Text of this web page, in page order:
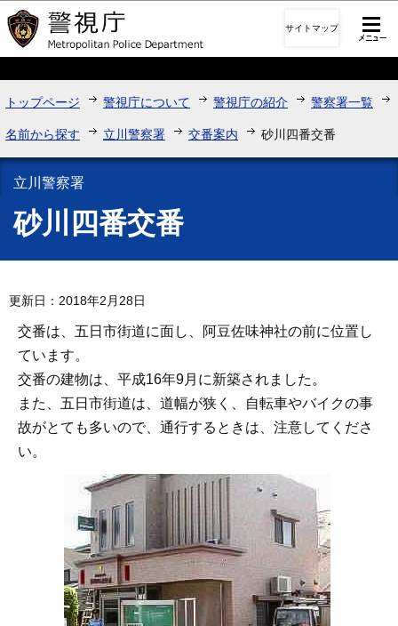
このページの本文へ移動
サイトマップ
トップページ 警視庁について 警視庁の紹介 警察署一覧
名前から探す 立川警察署 交番案内 砂川四番交番
立川警察署
砂川四番交番
更新日：2018年2月28日
交番は、五日市街道に面し、阿豆佐味神社の前に位置し
ています。
交番の建物は、平成16年9月に新築されました。
また、五日市街道は、道幅が狭く、自転車やバイクの事
故がとても多いので、通行するときは、注意してくださ
い。